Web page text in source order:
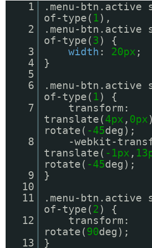
1
.menu-btn.active
of-type( 1),
2
.menu-btn.active
of-type(3) {
3
width : 20px ;
4
}
5
6
.menu-btn.active
of-type( 1) {
7
transform:
translate(4px , 0px)
rotate( -45deg);
8
-webkit-
translate( -1px ,
rotate( -45deg);
9
}
10
11
.menu-btn.active
of-type(2) {
12
transform:
rotate(90deg);
13
}